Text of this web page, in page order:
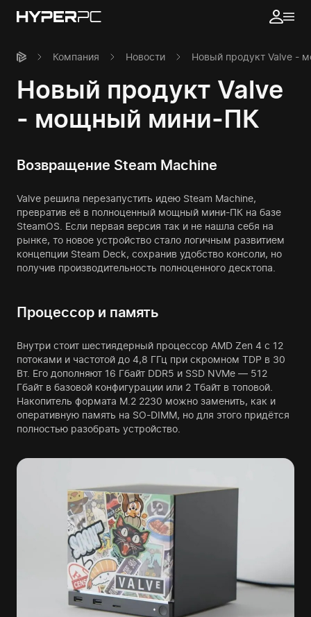
Компания Новости Новый продукт Valve -
Новый продукт Valve
- мощный мини-ПК
Возвращение Steam Machine
Valve решила перезапустить идею Steam Machine,
превратив её в полноценный мощный мини-ПК на базе
SteamOS. Если первая версия так и не нашла себя на
рынке, то новое устройство стало логичным развитием
концепции Steam Deck, сохранив удобство консоли, но
получив производительность полноценного десктопа.
Процессор и память
Внутри стоит шестиядерный процессор AMD Zen 4 с 12
потоками и частотой до 4,8 ГГц при скромном TDP в 30
Вт. Его дополняют 16 Гбайт DDR5 и SSD NVMe — 512
Гбайт в базовой конфигурации или 2 Тбайт в топовой.
Накопитель формата M.2 2230 можно заменить, как и
оперативную память на SO-DIMM, но для этого придётся
полностью разобрать устройство.